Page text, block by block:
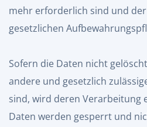
mehr erforderlich sind und
gesetzlichen
Sofern die Daten nicht
andere und gesetzlich
sind, wird deren Verarbeitung
Daten werden gesperrt und